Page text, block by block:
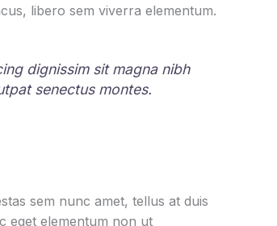
libero sem viverra elementum.
dignissim sit magna nibh
senectus montes.
sem nunc amet, tellus at duis
eget elementum non ut